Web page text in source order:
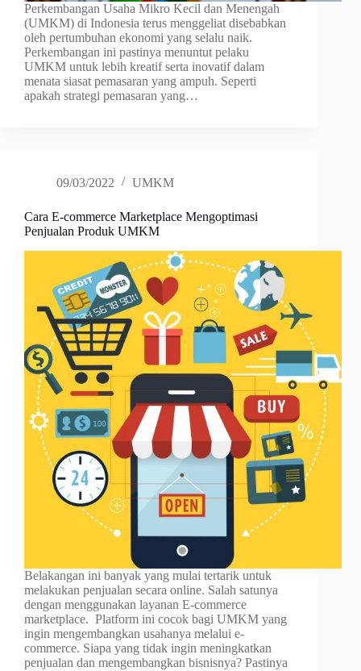
Perkembangan Usaha Mikro Kecil dan Menengah
(UMKM) di Indonesia terus menggeliat disebabkan
oleh pertumbuhan ekonomi yang selalu naik.
Perkembangan ini pastinya menuntut pelaku
UMKM untuk lebih kreatif serta inovatif dalam
menata siasat pemasaran yang ampuh. Seperti
apakah strategi pemasaran yang…
09/03/2022 UMKM
Cara E-commerce Marketplace Mengoptimasi
Penjualan Produk UMKM
Belakangan ini banyak yang mulai tertarik untuk
melakukan penjualan secara online. Salah satunya
dengan menggunakan layanan E-commerce
marketplace. Platform ini cocok bagi UMKM yang
ingin mengembangkan usahanya melalui e-
commerce. Siapa yang tidak ingin meningkatkan
penjualan dan mengembangkan bisnisnya? Pastinya